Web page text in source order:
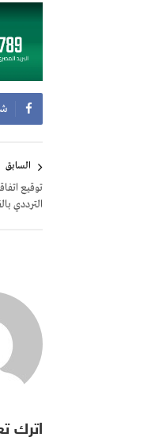
السابق
توقيع
الترددي
اترك